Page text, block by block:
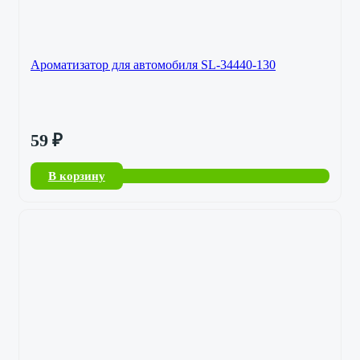
Ароматизатор для автомобиля SL-34440-130
59 ₽
В корзину